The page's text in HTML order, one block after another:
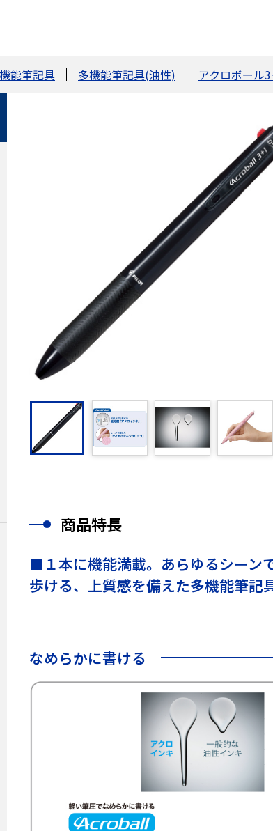
能筆記具 多機能筆記具(油性) アクロボール
商品特長
■１本に機能満載。あらゆるシーン
歩ける、上質感を備えた多機能筆記
なめらかに書ける